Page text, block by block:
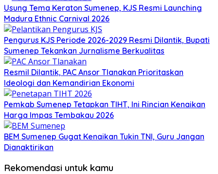
Usung Tema Keraton Sumenep, KJS Resmi Launching
Madura Ethnic Carnival 2026
Pengurus KJS Periode 2026-2029 Resmi Dilantik, Bupati
Sumenep Tekankan Jurnalisme Berkualitas
Resmil Dilantik, PAC Ansor Tlanakan Prioritaskan
Ideologi dan Kemandirian Ekonomi
Pemkab Sumenep Tetapkan TIHT, Ini Rincian Kenaikan
Harga Impas Tembakau 2026
BEM Sumenep Gugat Kenaikan Tukin TNI, Guru Jangan
Dianaktirikan
Rekomendasi untuk kamu